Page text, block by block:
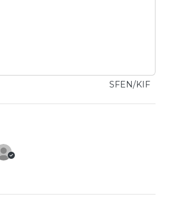
SFEN/KIF